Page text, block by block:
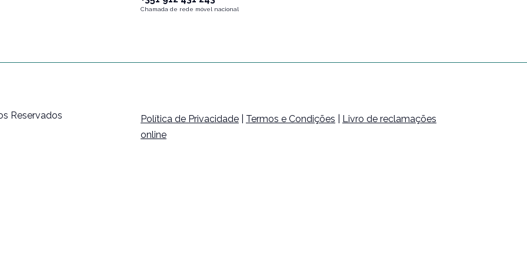
Chamada de rede móvel nacional
Reservados Política de Privacidade Termos e Condições
Livro de reclamações
online